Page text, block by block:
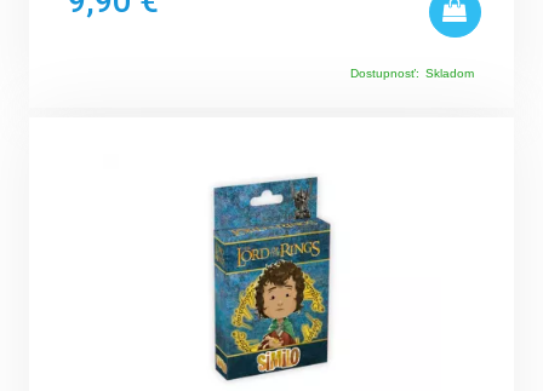
Dostupnosť: Skladom